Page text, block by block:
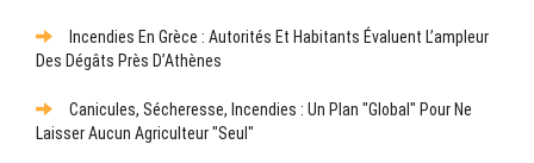
Incendies En Grèce : Autorités Et Habitants Évaluent L’ampleur
Des Dégâts Près D’Athènes
Canicules, Sécheresse, Incendies : Un Plan "global" Pour Ne
Laisser Aucun Agriculteur "seul"